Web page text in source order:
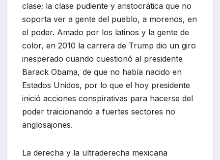
clase; la clase pudiente y aristocrática que no
soporta ver a gente del pueblo, a morenos, en
el poder. Amado por los latinos y la gente de
color, en 2010 la carrera de Trump dio un giro
inesperado cuando cuestionó al presidente
Barack Obama, de que no había nacido en
Estados Unidos, por lo que el hoy presidente
inició acciones conspirativas para hacerse del
poder traicionando a fuertes sectores no
anglosajones.
La derecha y la ultraderecha mexicana